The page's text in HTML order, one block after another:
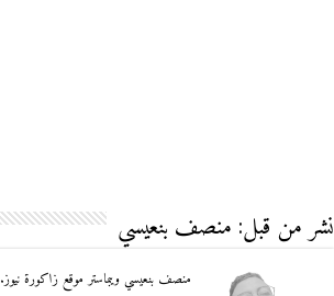
نشر من قبل: منصف بنعيسي
منصف بنعيسي ويبماستر موقع زاكورة نيوز.